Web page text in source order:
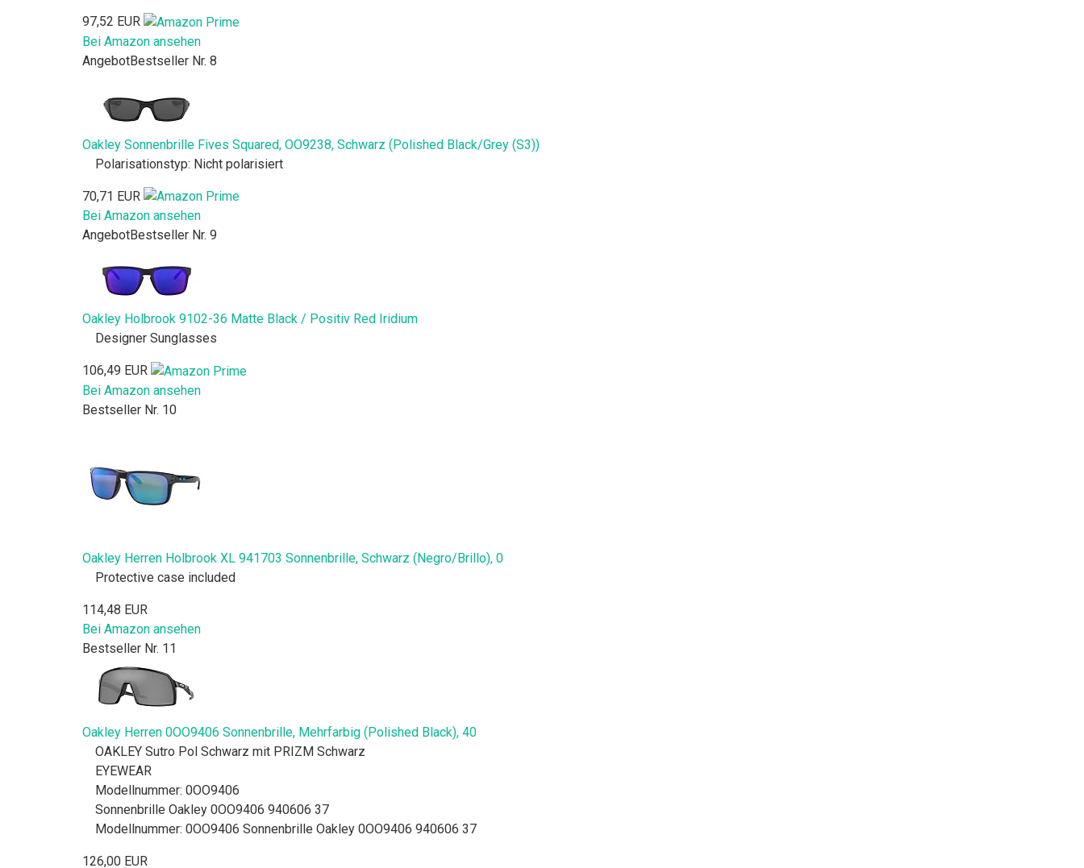
97,52 EUR
Bei Amazon ansehen
AngebotBestseller Nr. 8
Oakley Sonnenbrille Fives Squared, OO9238, Schwarz (Polished Black/Grey (S3))
Polarisationstyp: Nicht polarisiert
70,71 EUR
Bei Amazon ansehen
AngebotBestseller Nr. 9
Oakley Holbrook 9102-36 Matte Black / Positiv Red Iridium
Designer Sunglasses
106,49 EUR
Bei Amazon ansehen
Bestseller Nr. 10
Oakley Herren Holbrook XL 941703 Sonnenbrille, Schwarz (Negro/Brillo), 0
Protective case included
114,48 EUR
Bei Amazon ansehen
Bestseller Nr. 11
Oakley Herren 0OO9406 Sonnenbrille, Mehrfarbig (Polished Black), 40
OAKLEY Sutro Pol Schwarz mit PRIZM Schwarz
EYEWEAR
Modellnummer: 0OO9406
Sonnenbrille Oakley 0OO9406 940606 37
Modellnummer: 0OO9406 Sonnenbrille Oakley 0OO9406 940606 37
126,00 EUR